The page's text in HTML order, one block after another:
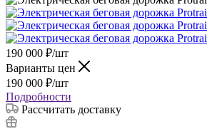
190 000 ₽/шт
Варианты цен
190 000 ₽/шт
Подробности
Рассчитать доставку